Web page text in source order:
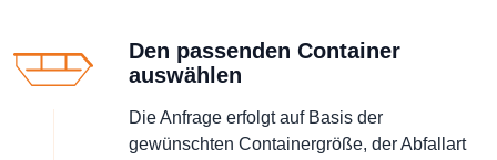
Den passenden Container
auswählen
Die Anfrage erfolgt auf Basis der
gewünschten Containergröße, der Abfallart